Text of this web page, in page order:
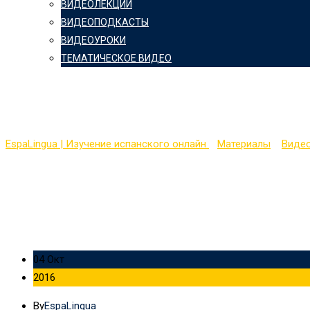
ВИДЕОЛЕКЦИИ
ВИДЕОПОДКАСТЫ
ВИДЕОУРОКИ
ТЕМАТИЧЕСКОЕ ВИДЕО
EspaLingua | Изучение испанского онлайн Материалы
04 Окт
2016
ByEspaLingua